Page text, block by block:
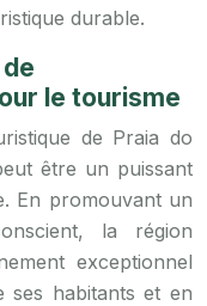
durable.
le tourisme
de Praia do
être un puissant
En promouvant un
la région
exceptionnel
ses habitants et en